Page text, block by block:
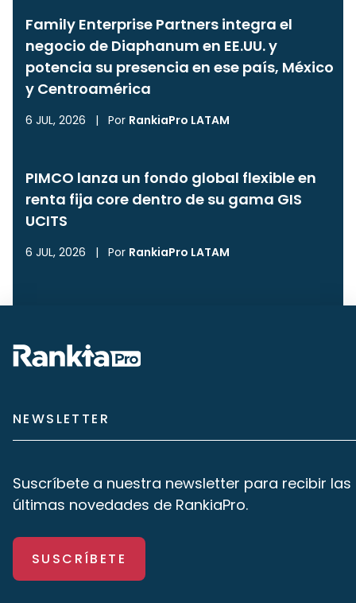
Family Enterprise Partners integra el
negocio de Diaphanum en EE.UU. y
potencia su presencia en ese país, México
y Centroamérica
6 JUL, 2026 | Por RankiaPro LATAM
PIMCO lanza un fondo global flexible en
renta fija core dentro de su gama GIS
UCITS
6 JUL, 2026 | Por RankiaPro LATAM
NEWSLETTER
Suscríbete a nuestra newsletter para recibir las
últimas novedades de RankiaPro.
SUSCRÍBETE